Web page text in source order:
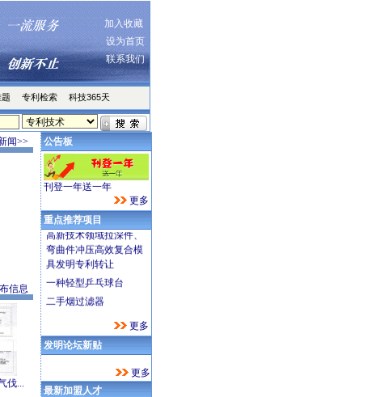
加入收藏
设为首页
联系我们
专利检索 科技365天
闻>>
信息
伐...
公告板
刊登一年送一年
更多
重点推荐项目
一种汽车清洗刷
一种新型浮选柱（机）
腹部减肥按摩机械手
无人驾驶消防灭火车
高新技术领域拉深件、
弯曲件冲压高效复合模
具发明专利转让
一种轻型乒乓球台
二手烟过滤器
更多
发明论坛新贴
更多
最新加盟人才